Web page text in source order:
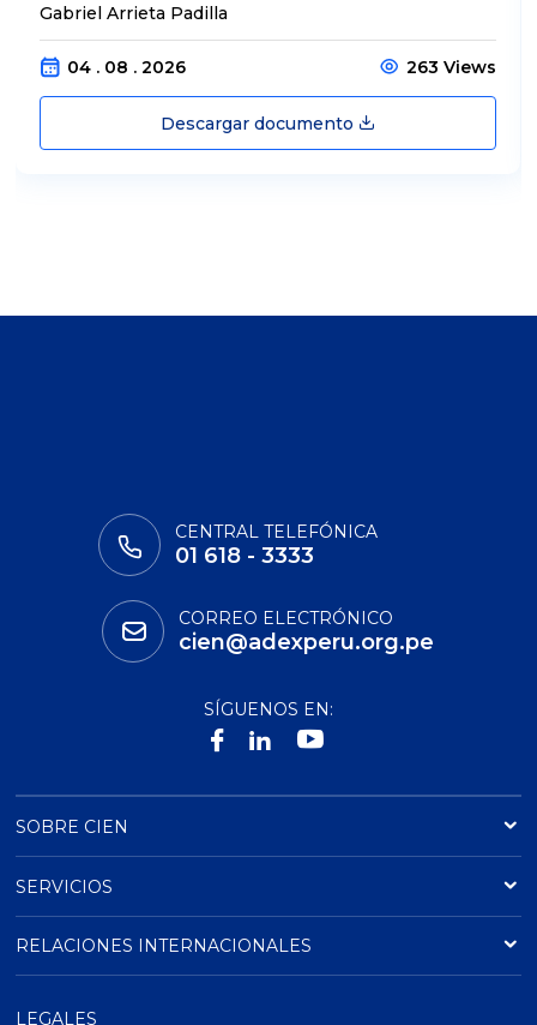
Gabriel Arrieta Padilla
04 . 08 . 2026 263 Views
Descargar documento
CENTRAL TELEFÓNICA
01 618 - 3333
CORREO ELECTRÓNICO
cien@adexperu.org.pe
SÍGUENOS EN:
SOBRE CIEN
SERVICIOS
RELACIONES INTERNACIONALES
LEGALES